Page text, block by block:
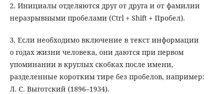
2. Инициалы отделяются друг от друга и от фамилии
неразрывными пробелами (Ctrl + Shift + Пробел).
3. Если необходимо включение в текст информации
о годах жизни человека, они даются при первом
упоминании в круглых скобках после имени,
разделенные коротким тире без пробелов, например:
Л. С. Выготский (1896–1934).